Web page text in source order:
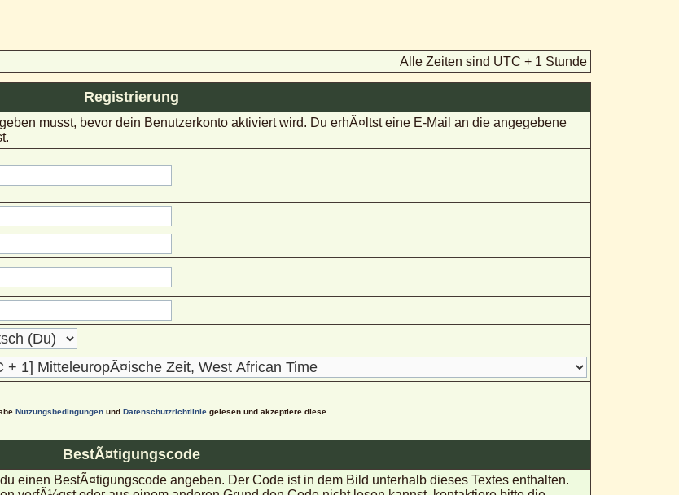
Alle Zeiten sind UTC + 1 Stunde
Registrierung
musst, bevor dein Benutzerkonto aktiviert wird. Du erhÃ¤ltst eine E-Mail an die angegebene
Nutzungsbedingungenund Datenschutzrichtliniegelesen und akzeptiere diese.
BestÃ¤tigungscode
einen BestÃ¤tigungscode angeben. Der Code ist in dem Bild unterhalb dieses Textes enthalten.